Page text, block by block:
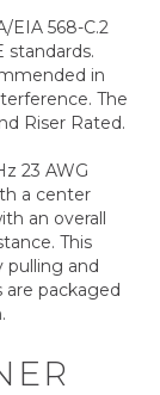
EIA 568-C.2
standards.
in
The
Riser Rated.
23 AWG
a center
an overall
This
pulling and
are packaged